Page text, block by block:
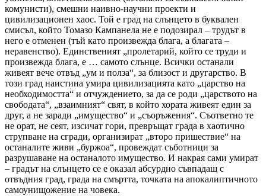
комунисти), смешни наивно-научни проекти и
цивилизационен хаос. Той е град на слънцето в буквален
смисъл, който Томазо Кампанела не е подозирал – трудът в
него е отменен (тъй като произвежда блага, а благата –
неравенство). Единственият „пролетарий, който се труди и
произвежда блага, е … самото слънце. Всички останали
живеят вече отвъд „ум и полза“, за близост и другарство. В
този град наистина умира цивилизацията като „царство на
необходимостта“ и отчуждението, за да се роди „царството на
свободата“, „взаимният“ свят, в който хората живеят един за
друг, а не заради „имущество“ и „съоръжения“. Съответно те
не орат, не сеят, изсичат гори, превръщат града в хаотично
струпване на сгради, организират „второ пришествие“ на
останалите живи „буржоа“, провеждат съботници за
разрушаване на останалото имущество. И накрая сами умират
– градът на слънцето се е оказал абсурдно съвпадащ с
отвъдния град, града на смъртта, точката на апокалиптичното
самоунищожение на човека.